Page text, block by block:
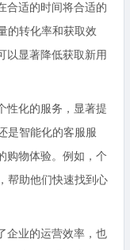
合适的时间将合适的
的转化率和获取效
以显著降低获取新用
性化的服务，显著提
是智能化的客服服
购物体验。例如，个
帮助他们快速找到心
企业的运营效率，也